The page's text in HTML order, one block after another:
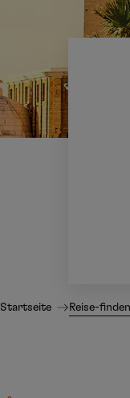
Startseite Reise-finden